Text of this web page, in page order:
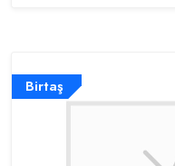
Birtaş